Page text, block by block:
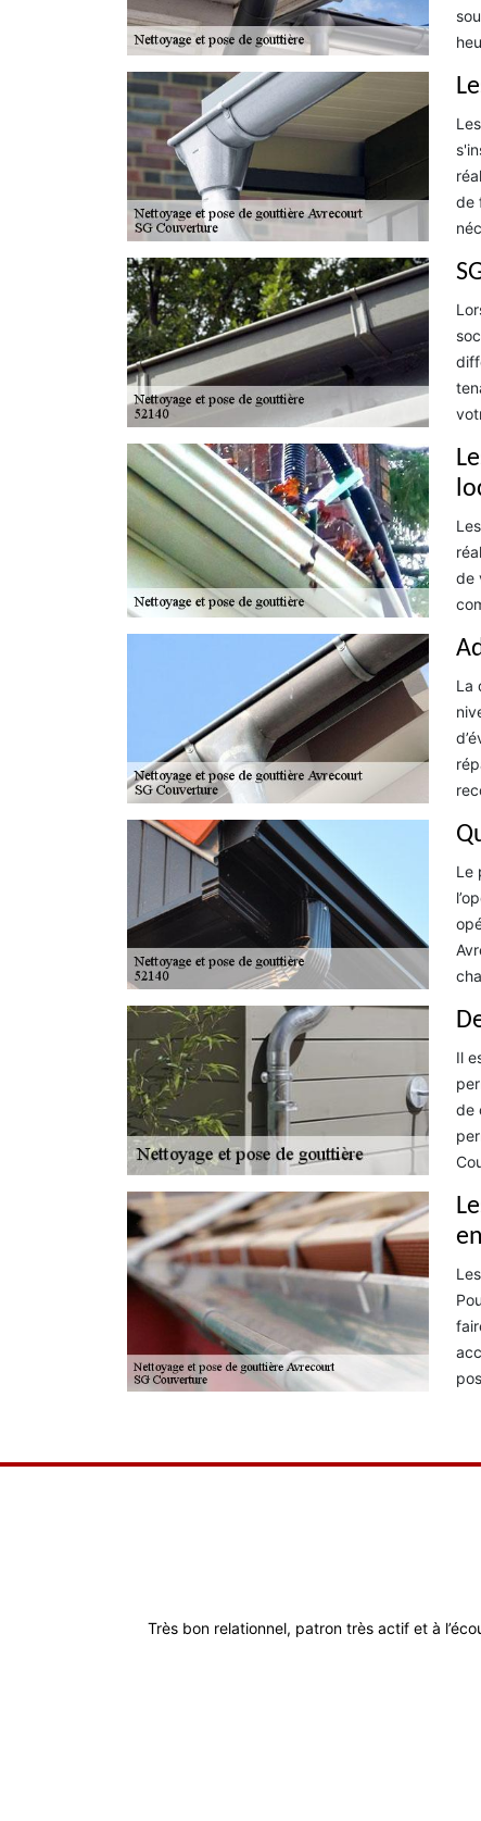
de
de
La
Le
Il
de
Très bon relationnel, patron très actif et à